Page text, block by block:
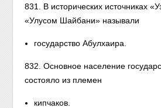
831. В исторических источниках
«Улусом Шайбани» называли
государство Абулхаира.
832. Основное население
состояло из племен
кипчаков.